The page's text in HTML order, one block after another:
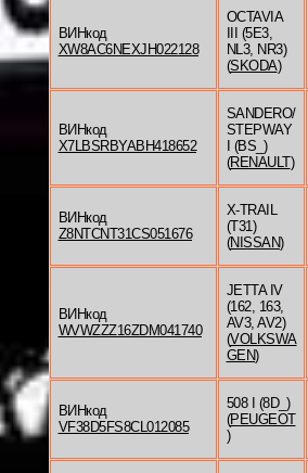
ВИНкод
XW8AC6NEXJH022128
OCTAVIA
III (5E3,
NL3, NR3)
(SKODA)
ВИНкод
X7LBSRBYABH418652
SANDERO/
STEPWAY
I (BS_)
(RENAULT)
ВИНкод
Z8NTCNT31CS051676
X-TRAIL
(T31)
(NISSAN)
ВИНкод
WVWZZZ16ZDM041740
JETTA IV
(162, 163,
AV3, AV2)
(VOLKSWA
GEN)
ВИНкод
VF38D5FS8CL012085
508 I (8D_)
(PEUGEOT
)